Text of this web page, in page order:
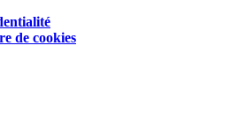
de cookies